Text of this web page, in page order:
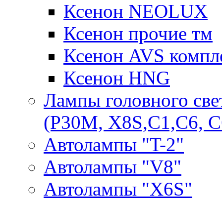
Ксенон NEOLUX
Ксенон прочие тм
Ксенон AVS
Ксенон HNG
Лампы головного
(P30M, X8S,С1,С6,
Автолампы "T-2"
Автолампы "V8"
Автолампы "X6S"